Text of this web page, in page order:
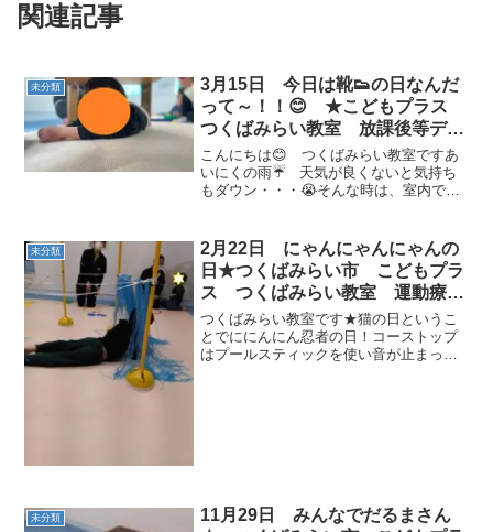
関連記事
未分類
3月15日 今日は靴👟の日なんだ
って～！！😊 ★こどもプラス
つくばみらい教室 放課後等デイ
サービス 発達障がい 受給者
証 ADHD 運動療育
こんにちは😊 つくばみらい教室ですあ
いにくの雨☔ 天気が良くないと気持ち
もダウン・・・😭そんな時は、室内でで
てくれました！！今日3月１5日は靴👟の
日らしいです(^▽^)...
未分類
2月22日 にゃんにゃんにゃんの
日★つくばみらい市 こどもプラ
ス つくばみらい教室 運動療
育 運動遊び 放課後等デイサー
ビス 受給者証
つくばみらい教室です★猫の日というこ
とでににんにん忍者の日！コーストップ
はプールスティックを使い音が止まった
未分類
11月29日 みんなでだるまさん